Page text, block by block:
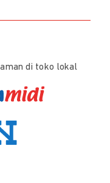
di toko lokal